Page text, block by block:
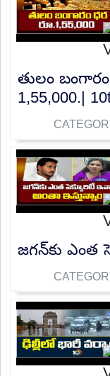
తులం బంగారం
1,55,000.|
జగన్‌కు ఎంత